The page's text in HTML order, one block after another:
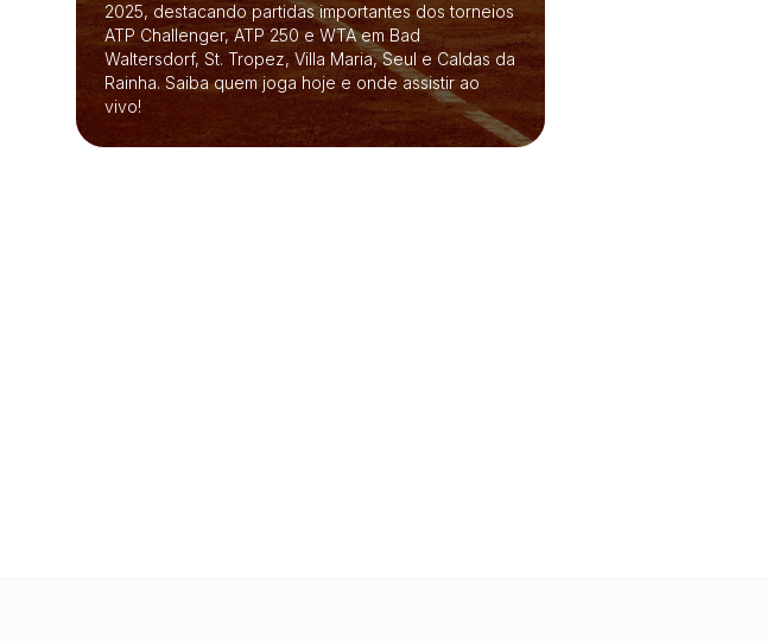
2025, destacando partidas importantes dos torneios
ATP Challenger, ATP 250 e WTA em Bad
Waltersdorf, St. Tropez, Villa Maria, Seul e Caldas da
Rainha. Saiba quem joga hoje e onde assistir ao
vivo!